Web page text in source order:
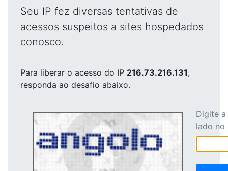
Seu IP fez diversas tentativas de
acessos suspeitos a sites hospedados
conosco.
Para liberar o acesso do IP 216.73.216.131,
responda ao desafio abaixo.
Digite
lado no